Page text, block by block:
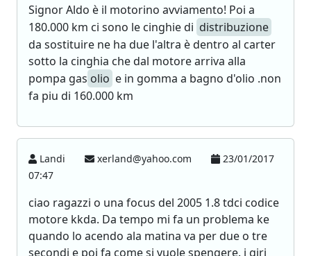
Signor Aldo è il motorino avviamento! Poi a
180.000 km ci sono le cinghie di distribuzione
da sostituire ne ha due l'altra è dentro al carter
sotto la cinghia che dal motore arriva alla
pompa gas olio e in gomma a bagno d'olio .non
fa piu di 160.000 km
Landi xerland@yahoo.com
23/01/2017
07:47
ciao ragazzi o una focus del 2005 1.8 tdci codice
motore kkda. Da tempo mi fa un problema ke
quando lo acendo ala matina va per due o tre
secondi e poi fa come si vuole spengere. i giri